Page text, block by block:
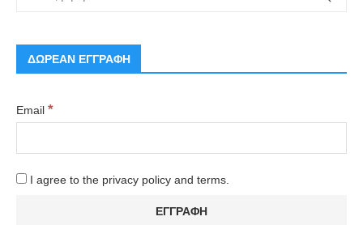
ΔΩΡΕΑΝ ΕΓΓΡΑΦΗ
Email *
I agree to the privacy policy and terms.